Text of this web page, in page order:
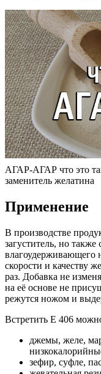
АГАР-АГАР что это
заменитель желатина
Применение
В производстве
загуститель, но
влагоудерживающего
скорости и качеству
раз. Добавка не
на её основе не
режутся ножом и
Встретить E 406
джемы, желе,
зефир, суфле,